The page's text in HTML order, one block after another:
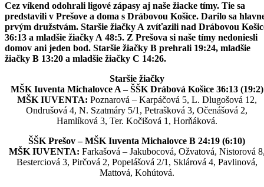
Cez víkend odohrali ligové zápasy aj naše žiacke tímy. Tie sa
predstavili v Prešove a doma s Drábovou Košice. Darilo sa
prvým družstvám. Staršie žiačky A zvíťazili nad Drábovou
36:13 a mladšie žiačky A 48:5. Z Prešova si naše tímy nedoniesli
domov ani jeden bod. Staršie žiačky B prehrali 19:24, mladšie
žiačky B 13:20 a mladšie žiačky C 14:26.
Staršie žiačky
MŠK Iuventa Michalovce A – ŠŠK Drábová Košice 36:13 (19:2)
MŠK IUVENTA: Poznarová – Karpáčová 5, L. Dlugošová 12,
Ondrušová 4, N. Szatmáry 5/1, Petrašková 3, Očenášová 2,
Hamlíková 3, Ter. Kočišová 1, Horňáková.
ŠŠK Prešov – MŠK Iuventa Michalovce B 24:19 (6:10)
MŠK IUVENTA: Farkašová – Jakubocová, Ožvatová, Nistorová
Besterciová 3, Pirčová 2, Popelášová 2/1, Sklárová 4, Pavlinová,
Mattová, Kohútová.